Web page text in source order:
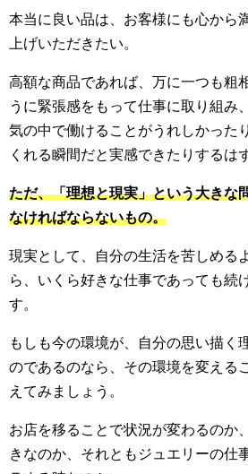
本当に良い品は、お客様にも心から
上げいただきたい。
高額な商品であれば、万に一つも粗
うに緊張感をもって仕事に取り組み
気の中で働けることがうれしかった
くれる瞬間だと実感できたりするは
ただ、「理想と現実」という大きな
なければならないもの。
現実として、自分の生活を苦しめる
ら、いくら好きな仕事であっても続
す。
もしも今の環境が、自分の思い描く
のであるのなら、その環境を変える
えてみましょう。
お店を移ることで状況が変わるのか
きなのか、それともジュエリーの仕